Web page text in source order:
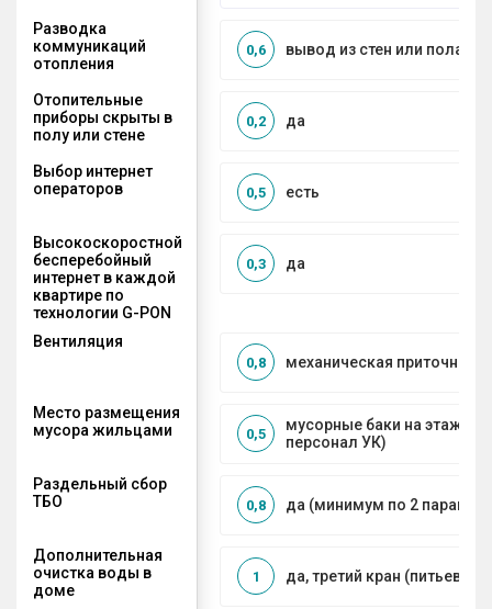
Разводка
коммуникаций
отопления
вывод из стен или пола
0,6
Отопительные
приборы скрыты в
полу или стене
да
0,2
Выбор интернет
операторов
есть
0,5
Высокоскоростной
бесперебойный
интернет в каждой
квартире по
технологии G-PON
да
0,3
Вентиляция
механическая приточно-
0,8
Место размещения
мусора жильцами
мусорные баки на этажах
персонал УК)
0,5
Раздельный сбор
ТБО
да (минимум по 2
0,8
Дополнительная
очистка воды в
доме
да, третий кран (питьевой)
1